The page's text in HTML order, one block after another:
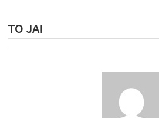
TO JA!